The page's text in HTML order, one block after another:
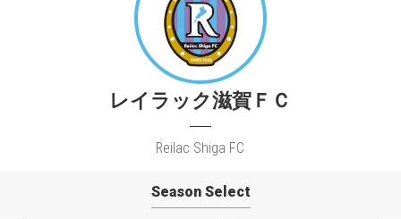
レイラック滋賀ＦＣ
Reilac Shiga FC
Season Select